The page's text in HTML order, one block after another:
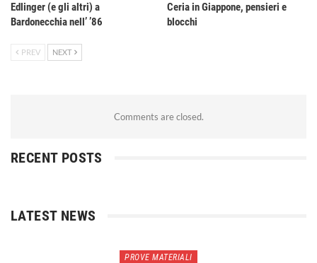
Edlinger (e gli altri) a
Bardonecchia nell’ ’86
Ceria in Giappone, pensieri e
blocchi
PREV NEXT
Comments are closed.
RECENT POSTS
LATEST NEWS
PROVE MATERIALI